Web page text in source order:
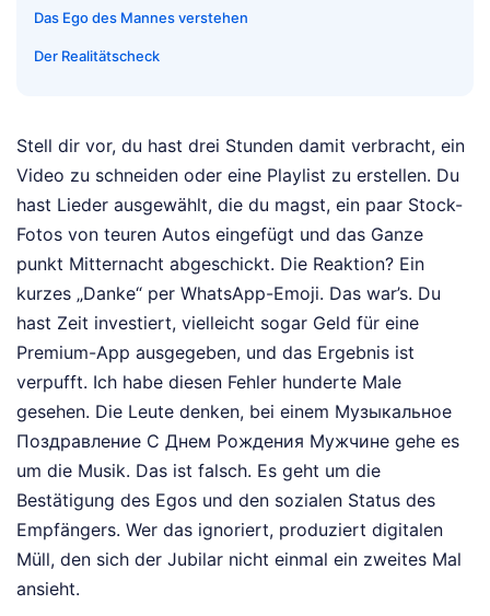
Das Ego des Mannes verstehen
Der Realitätscheck
Stell dir vor, du hast drei Stunden damit verbracht, ein
Video zu schneiden oder eine Playlist zu erstellen. Du
hast Lieder ausgewählt, die du magst, ein paar Stock-
Fotos von teuren Autos eingefügt und das Ganze
punkt Mitternacht abgeschickt. Die Reaktion? Ein
kurzes „Danke“ per WhatsApp-Emoji. Das war’s. Du
hast Zeit investiert, vielleicht sogar Geld für eine
Premium-App ausgegeben, und das Ergebnis ist
verpufft. Ich habe diesen Fehler hunderte Male
gesehen. Die Leute denken, bei einem Музыкальное
Поздравление С Днем Рождения Мужчине gehe es
um die Musik. Das ist falsch. Es geht um die
Bestätigung des Egos und den sozialen Status des
Empfängers. Wer das ignoriert, produziert digitalen
Müll, den sich der Jubilar nicht einmal ein zweites Mal
ansieht.